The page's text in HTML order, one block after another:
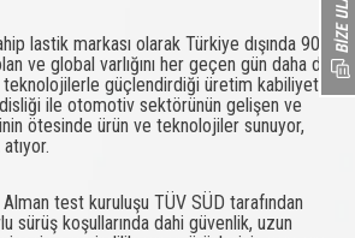
lastik markası olarak Türkiye dışında 90’ı
ve global varlığını her geçen gün daha da
teknolojilerle güçlendirdiği üretim kabiliyeti
ile otomotiv sektörünün gelişen ve
ötesinde ürün ve teknolojiler sunuyor,
Alman test kuruluşu TÜV SÜD tarafından
sürüş koşullarında dahi güvenlik, uzun